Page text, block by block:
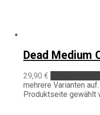
Dead Medium
29,90 €
mehrere Varianten
Produktseite gewählt